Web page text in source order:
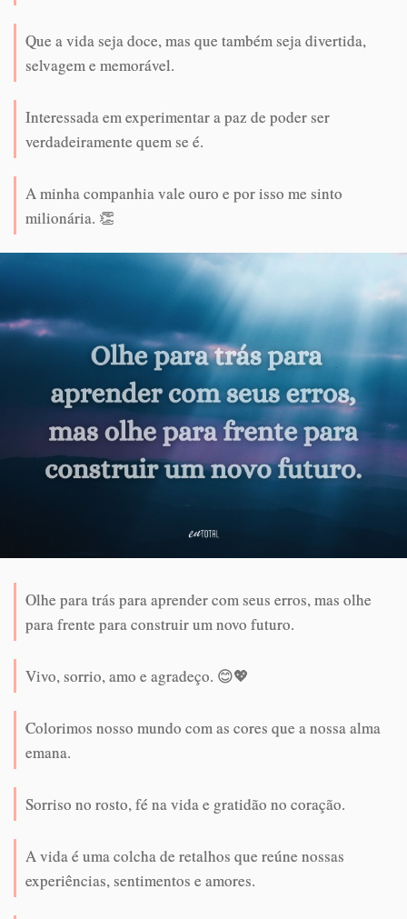
Que a vida seja doce, mas que também seja divertida,
selvagem e memorável.
Interessada em experimentar a paz de poder ser
verdadeiramente quem se é.
A minha companhia vale ouro e por isso me sinto
milionária. 👏
Olhe para trás para aprender com seus erros, mas olhe
para frente para construir um novo futuro.
Vivo, sorrio, amo e agradeço. 😊💖
Colorimos nosso mundo com as cores que a nossa alma
emana.
Sorriso no rosto, fé na vida e gratidão no coração.
A vida é uma colcha de retalhos que reúne nossas
experiências, sentimentos e amores.